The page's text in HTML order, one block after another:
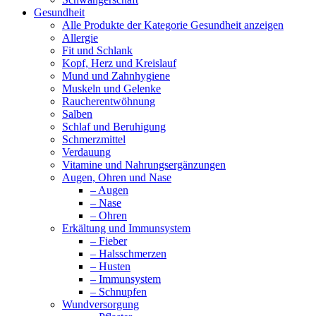
Gesundheit
Alle Produkte der Kategorie Gesundheit anzeigen
Allergie
Fit und Schlank
Kopf, Herz und Kreislauf
Mund und Zahnhygiene
Muskeln und Gelenke
Raucherentwöhnung
Salben
Schlaf und Beruhigung
Schmerzmittel
Verdauung
Vitamine und Nahrungsergänzungen
Augen, Ohren und Nase
– Augen
– Nase
– Ohren
Erkältung und Immunsystem
– Fieber
– Halsschmerzen
– Husten
– Immunsystem
– Schnupfen
Wundversorgung